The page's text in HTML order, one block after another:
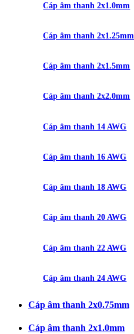
Cáp âm thanh 2x1.0mm
Cáp âm thanh 2x1.25mm
Cáp âm thanh 2x1.5mm
Cáp âm thanh 2x2.0mm
Cáp âm thanh 14 AWG
Cáp âm thanh 16 AWG
Cáp âm thanh 18 AWG
Cáp âm thanh 20 AWG
Cáp âm thanh 22 AWG
Cáp âm thanh 24 AWG
Cáp âm thanh 2x0.75mm
Cáp âm thanh 2x1.0mm